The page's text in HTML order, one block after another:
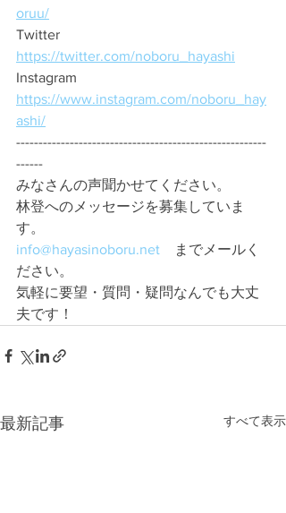
oruu/
Twitter
https://twitter.com/noboru_hayashi
Instagram
https://www.instagram.com/noboru_hay
ashi/
--------------------------------------------------------
------
みなさんの声聞かせてください。
林登へのメッセージを募集していま
す。
info@hayasinoboru.net までメールく
ださい。
気軽に要望・質問・疑問なんでも大丈
夫です！
最新記事 すべて表示